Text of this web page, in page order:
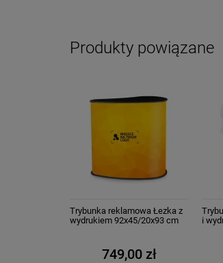
Produkty powiązane
Trybunka reklamowa Łezka z
wydrukiem 92x45/20x93 cm
749,00 zł
i